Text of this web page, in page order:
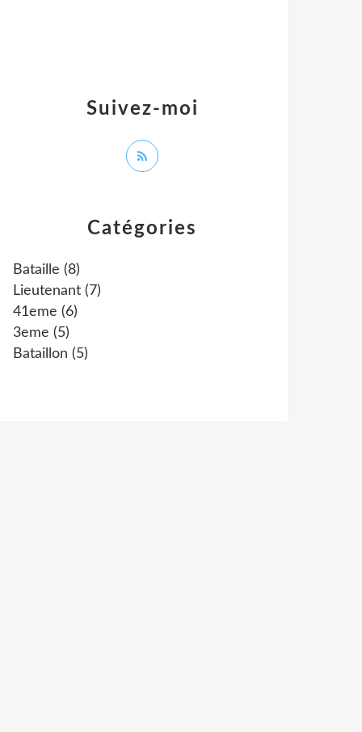
Catégories
Bataille (8)
Lieutenant (7)
41eme (6)
3eme (5)
Bataillon (5)
Suivez-moi